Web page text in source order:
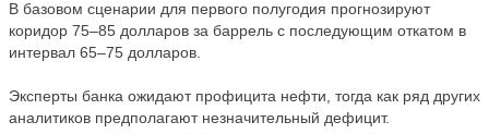
В базовом сценарии для первого полугодия прогнозируют
коридор 75–85 долларов за баррель с последующим откатом в
интервал 65–75 долларов.
Эксперты банка ожидают профицита нефти, тогда как ряд других
аналитиков предполагают незначительный дефицит.